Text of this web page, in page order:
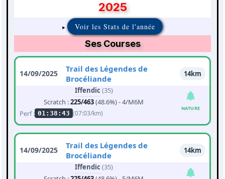
2025
Voir les Stats de l'année
Ses Courses
14/09/2025
Trail des Légendes de
Brocéliande
14km
Iffendic (35)
Scratch :225/463(48.6%) - 4/M6M
Perf : 01:38:43 (07:03/km)
NATURE
14/09/2025
Trail des Légendes de
Brocéliande
14km
Iffendic (35)